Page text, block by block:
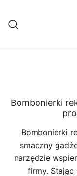
content
Bombonierki
Bombonierki
smaczny
narzędzie
firmy. Stając